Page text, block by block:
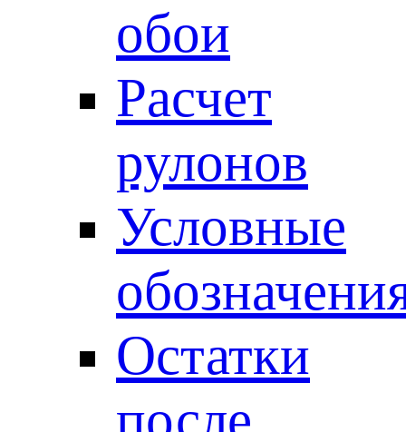
обои
Расчет
рулонов
Условные
Остатки
после